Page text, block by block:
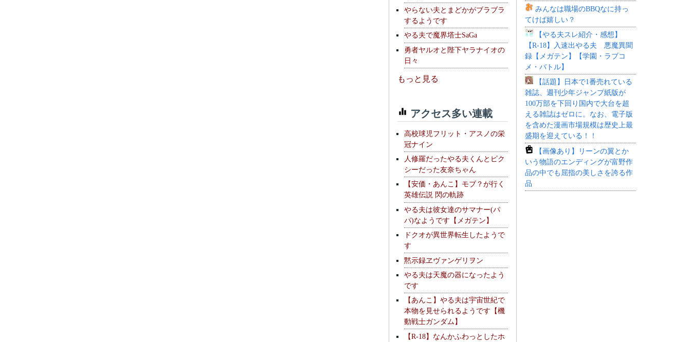
やらない夫とまどかがブラブラ
するようです
やる夫で魔界塔士SaGa
勇者ヤルオと陛下ヤラナイオの
日々
もっと見る
アクセス多い連載
高校球児フリット・アスノの栄
冠ナイン
人修羅だったやる夫くんとピク
シーだった友奈ちゃん
【安価・あんこ】モブ？が行く
英雄伝説 閃の軌跡
やる夫は彼女達のサマナー(パ
パ)なようです【メガテン】
ドクオが異世界転生したようで
す
黙示録ヱヴァンゲリヲン
やる夫は天魔の器になったよう
です
【あんこ】やる夫は宇宙世紀で
本物を見せられるようです【機
動戦士ガンダム】
【R-18】なんかふわっとしたホ
みんなは職場のBBQなに持っ
てけば嬉しい？
【やる夫スレ紹介・感想】
【R-18】入速出やる夫 悪魔異聞
録【メガテン】【学園・ラブコ
メ・バトル】
【話題】日本で1番売れている
雑誌、週刊少年ジャンプ紙版が
100万部を下回り国内で大台を超
える雑誌はゼロに。なお、電子版
を含めた漫画市場規模は歴史上最
盛期を迎えている！！
【画像あり】リーンの翼とか
いう物語のエンディングが富野作
品の中でも屈指の美しさを誇る作
品